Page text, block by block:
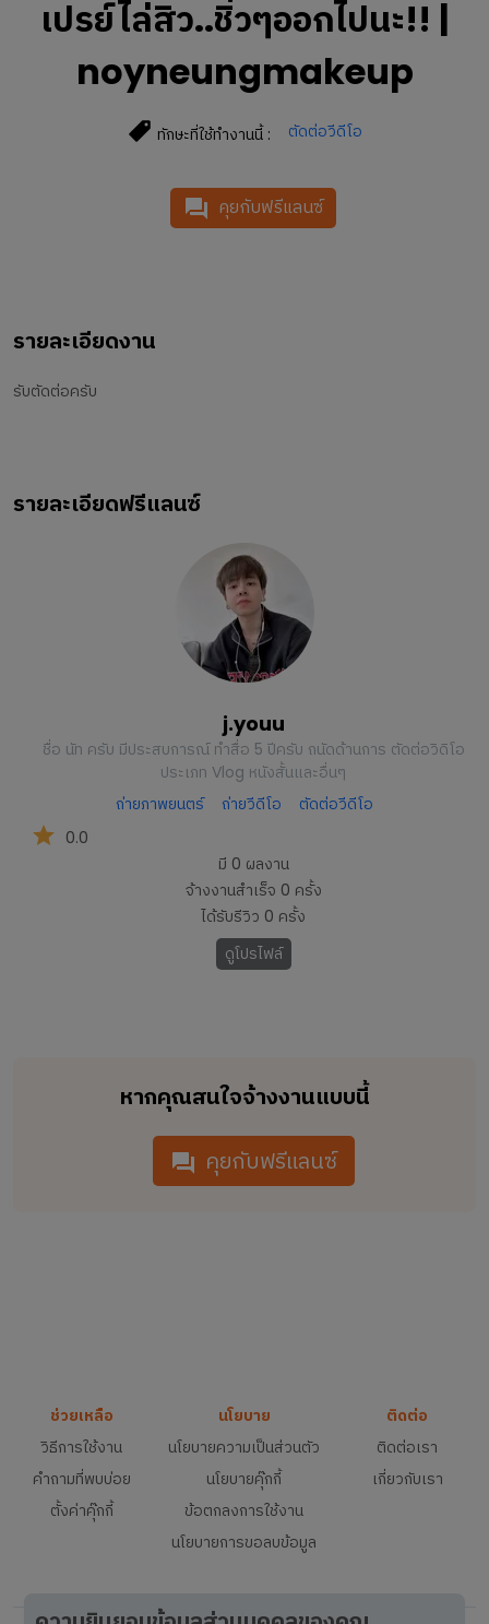
เปรย์ไล่สิว..ชิ่วๆออกไปนะ!! |
noyneungmakeup
ทักษะที่ใช้ทำงานนี้ : ตัดต่อวีดีโอ
คุยกับฟรีแลนซ์
รายละเอียดงาน
รับตัดต่อครับ
รายละเอียดฟรีแลนซ์
j.youu
ชื่อ นัท ครับ มีประสบการณ์ ทำสื่อ 5 ปีครับ ถนัดด้านการ ตัดต่อวิดิโอ
ประเภท Vlog หนังสั้นและอื่นๆ
ถ่ายภาพยนตร์
ถ่ายวีดีโอ
ตัดต่อวีดีโอ
0.0
มี 0 ผลงาน
จ้างงานสำเร็จ 0 ครั้ง
ได้รับรีวิว 0 ครั้ง
ดูโปรไฟล์
หากคุณสนใจจ้างงานแบบนี้
คุยกับฟรีแลนซ์
ช่วยเหลือ
วิธีการใช้งาน
คำถามที่พบบ่อย
ตั้งค่าคุ๊กกี้
นโยบาย
นโยบายความเป็นส่วนตัว
นโยบายคุ๊กกี้
ข้อตกลงการใช้งาน
นโยบายการขอลบข้อมูล
ติดต่อ
ติดต่อเรา
เกี่ยวกับเรา